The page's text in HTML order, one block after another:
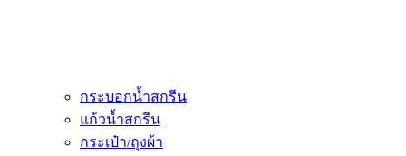
กระบอกน้ำสกรีน
แก้วน้ำสกรีน
กระเป๋า/ถุงผ้า